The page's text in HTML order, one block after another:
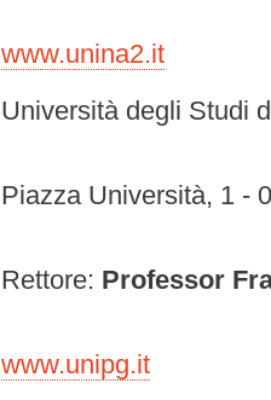
www.unina2.it
Università degli Studi
Piazza Università, 1 -
Rettore: Professor
www.unipg.it